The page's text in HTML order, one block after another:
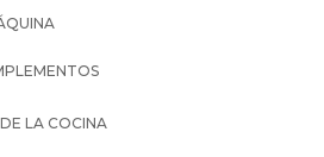
LA COCINA